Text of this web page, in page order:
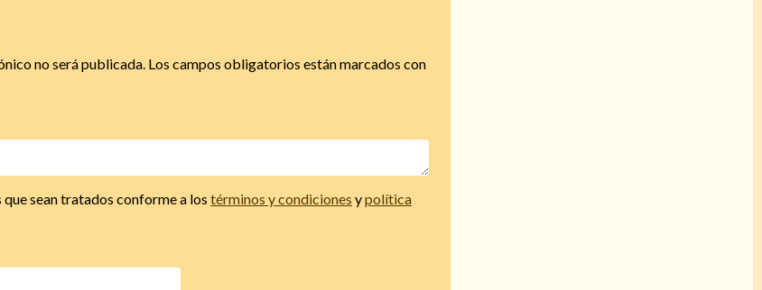
no será publicada. Los campos obligatorios están marcados con
sean tratados conforme a los términos y condiciones ypolítica